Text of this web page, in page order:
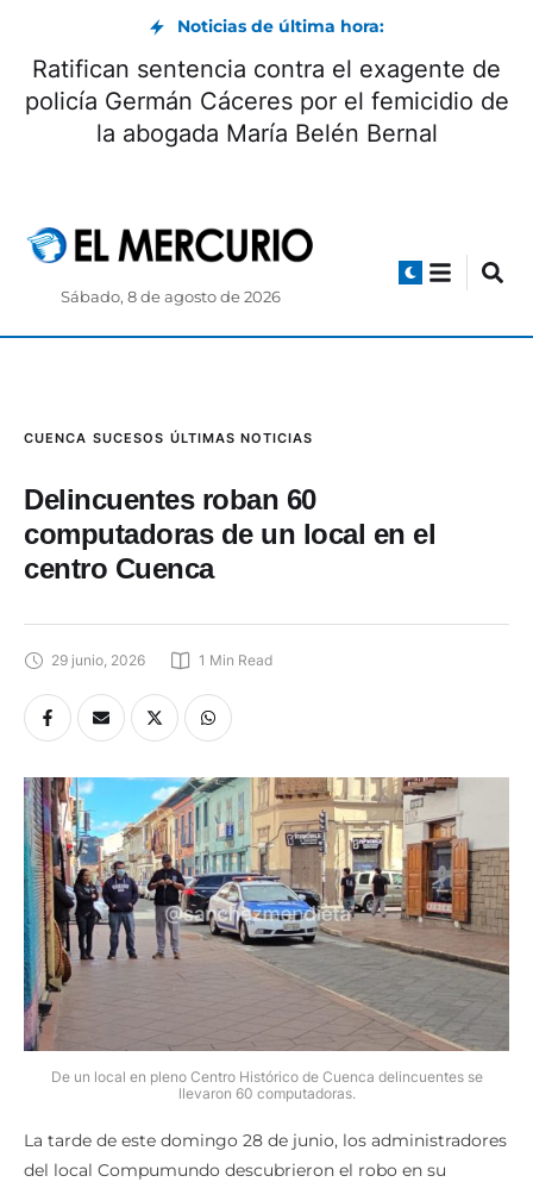
Noticias de última hora:
Ratifican sentencia contra el exagente de
policía Germán Cáceres por el femicidio de
la abogada María Belén Bernal
Sábado, 8 de agosto de 2026
CUENCA SUCESOS ÚLTIMAS NOTICIAS
Delincuentes roban 60
computadoras de un local en el
centro Cuenca
29 junio, 2026 1 Min Read
De un local en pleno Centro Histórico de Cuenca delincuentes se
llevaron 60 computadoras.
La tarde de este domingo 28 de junio, los administradores
del local Compumundo descubrieron el robo en su